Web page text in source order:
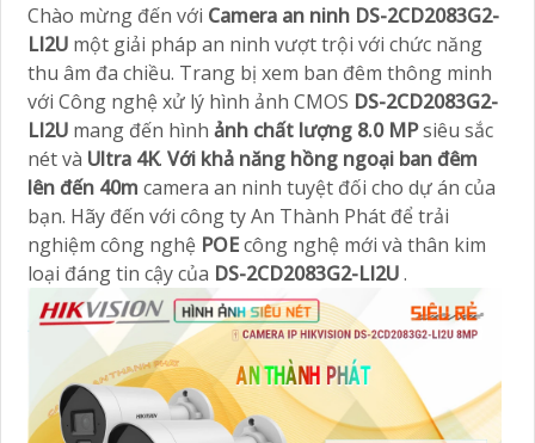
Chào mừng đến với Camera an ninh DS-2CD2083G2-
LI2U một giải pháp an ninh vượt trội với chức năng
thu âm đa chiều. Trang bị xem ban đêm thông minh
với Công nghệ xử lý hình ảnh CMOS DS-2CD2083G2-
LI2U mang đến hình ảnh chất lượng 8.0 MPsiêu sắc
nét và Ultra 4K. Với khả năng hồng ngoại ban đêm
lên đến 40m camera an ninh tuyệt đối cho dự án của
bạn. Hãy đến với công ty An Thành Phát để trải
nghiệm công nghệ POEcông nghệ mới và thân kim
loại đáng tin cậy của DS-2CD2083G2-LI2U.